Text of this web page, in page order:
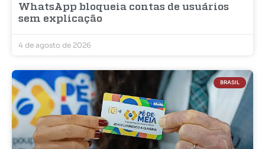
WhatsApp bloqueia contas de usuários
sem explicação
4 de agosto de 2026
BRASIL